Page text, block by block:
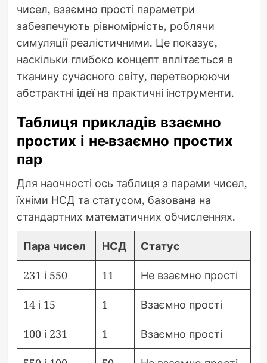
чисел, взаємно прості параметри
забезпечують рівномірність, роблячи
симуляції реалістичними. Це показує,
наскільки глибоко концепт вплітається в
тканину сучасного світу, перетворюючи
абстрактні ідеї на практичні інструменти.
Таблиця прикладів взаємно
простих і не-взаємно простих
пар
Для наочності ось таблиця з парами чисел,
їхніми НСД та статусом, базована на
стандартних математичних обчисленнях.
Пара чисел НСД Статус
231 і 550 11 Не взаємно прості
14 і 15 1 Взаємно прості
100 і 231 1 Взаємно прості